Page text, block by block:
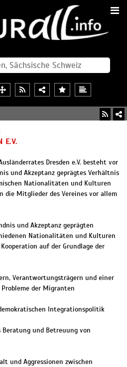
E.V.
Dresden e.V. besteht vor
und Akzeptanz geprägtes Verhältnis
Nationalitäten und Kulturen
die Mitglieder des Vereines vor allem
und Akzeptanz geprägten
Nationalitäten und Kulturen
auf der Grundlage der
Verantwortungsträgern und einer
der Migranten
Integrationspolitik
und Betreuung von
und Aggressionen zwischen